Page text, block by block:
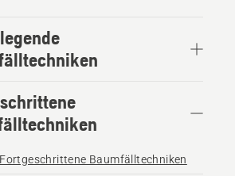
Baumfälltechniken